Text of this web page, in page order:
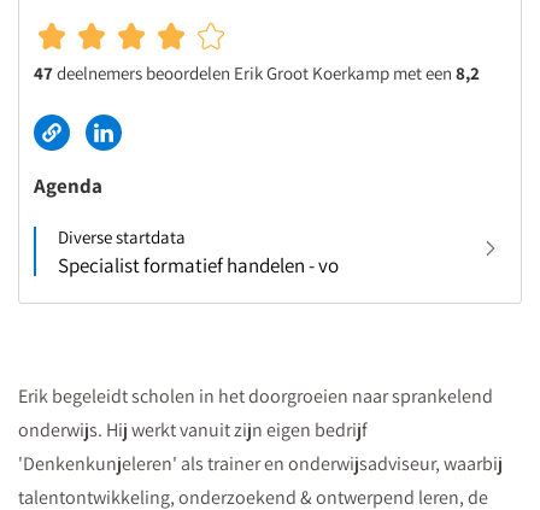
47deelnemers beoordelen Erik Groot Koerkamp met een 8,2
Agenda
Diverse startdata
Specialist formatief handelen - vo
Erik begeleidt scholen in het doorgroeien naar sprankelend
onderwijs. Hij werkt vanuit zijn eigen bedrijf
'Denkenkunjeleren' als trainer en onderwijsadviseur, waarbij
talentontwikkeling, onderzoekend & ontwerpend leren, de